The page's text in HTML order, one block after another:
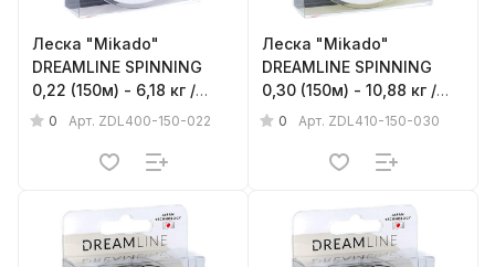
Леска "Mikado"
DREAMLINE SPINNING
0,22 (150м) - 6,18 кг /
CLEAR
0 Арт. ZDL400-150-022
Леска "Mikado"
DREAMLINE SPINNING
0,30 (150м) - 10,88 кг /
YELLOW
0 Арт. ZDL410-150-030